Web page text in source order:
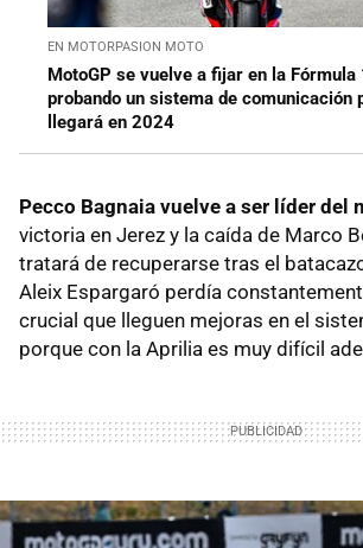
EN MOTORPASION MOTO
MotoGP se vuelve a fijar en la Fórmula
probando un sistema de comunicación
llegará en 2024
Pecco Bagnaia vuelve a ser líder del
victoria en Jerez y la caída de Marco
tratará de recuperarse tras el
Aleix Espargaró perdía
crucial que lleguen mejoras en el
porque con la Aprilia es muy difícil